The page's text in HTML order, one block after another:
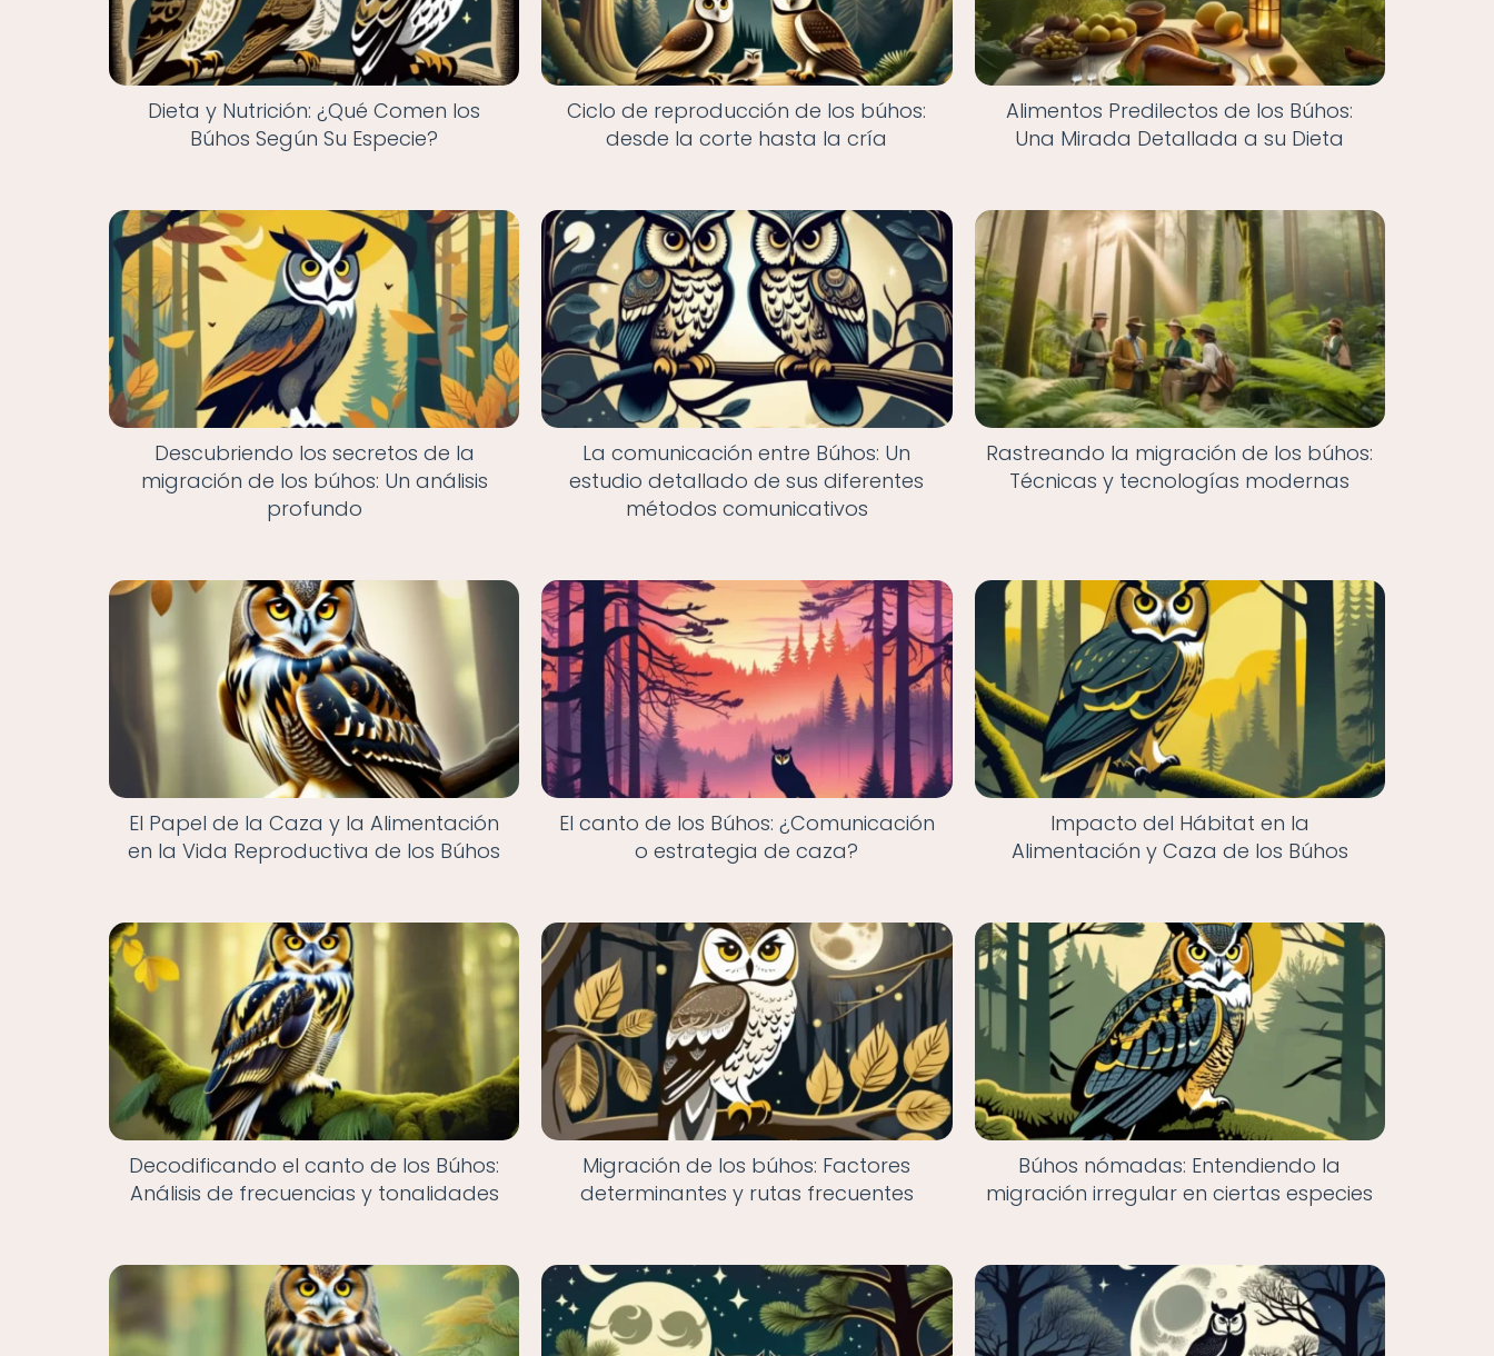
Dieta y Nutrición: ¿Qué Comen los
Búhos Según Su Especie?
Ciclo de reproducción de los búhos:
desde la corte hasta la cría
Alimentos Predilectos de los Búhos:
Una Mirada Detallada a su Dieta
Descubriendo los secretos de la
migración de los búhos: Un análisis
profundo
La comunicación entre Búhos: Un
estudio detallado de sus diferentes
métodos comunicativos
Rastreando la migración de los búhos:
Técnicas y tecnologías modernas
El Papel de la Caza y la Alimentación
en la Vida Reproductiva de los Búhos
El canto de los Búhos: ¿Comunicación
o estrategia de caza?
Impacto del Hábitat en la
Alimentación y Caza de los Búhos
Decodificando el canto de los Búhos:
Análisis de frecuencias y tonalidades
Migración de los búhos: Factores
determinantes y rutas frecuentes
Búhos nómadas: Entendiendo la
migración irregular en ciertas especies